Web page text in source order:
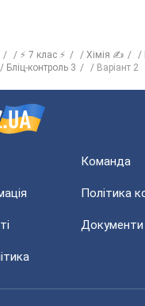
⚡ 7 клас ⚡ Хімія ✍
Бліц-контроль 3 Варіант 2
Команда
Політика
Документи